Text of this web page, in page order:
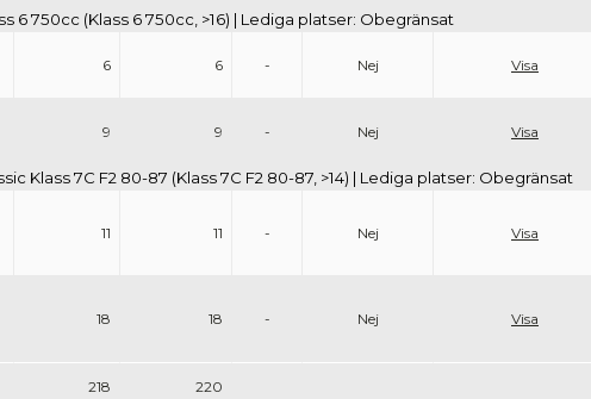
218 220
6 750cc (Klass 6 750cc, >16) | Lediga platser: Obegränsat
6 6 - Nej Visa
9 9 - Nej Visa
Klass 7C F2 80-87 (Klass 7C F2 80-87, >14) | Lediga platser: Obegränsat
11 11 - Nej Visa
18 18 - Nej Visa